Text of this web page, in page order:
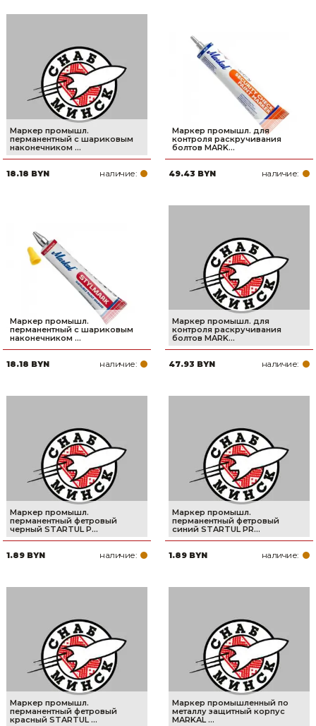
Маркер промышл.
перманентный с шариковым
наконечником ...
18.18 BYN наличие:
Маркер промышл. для
контроля раскручивания
болтов MARK...
49.43 BYN наличие:
Маркер промышл.
перманентный с шариковым
наконечником ...
18.18 BYN наличие:
Маркер промышл. для
контроля раскручивания
болтов MARK...
47.93 BYN наличие:
Маркер промышл.
перманентный фетровый
черный STARTUL P...
1.89 BYN наличие:
Маркер промышл.
перманентный фетровый
синий STARTUL PR...
1.89 BYN наличие:
Маркер промышл.
перманентный фетровый
красный STARTUL ...
Маркер промышленный по
металлу защитный корпус
MARKAL ...